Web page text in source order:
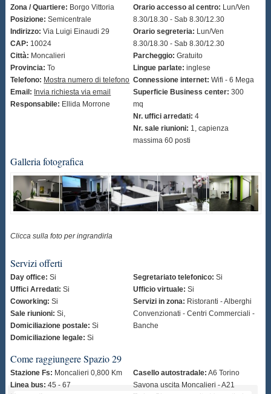
Zona / Quartiere: Borgo Vittoria
Posizione: Semicentrale
Indirizzo: Via Luigi Einaudi 29
CAP: 10024
Città: Moncalieri
Provincia: To
Telefono: Mostra numero di telefono
Email: Invia richiesta via email
Responsabile: Ellida Morrone
Orario accesso al centro: Lun/Ven
8.30/18.30 - Sab 8.30/12.30
Orario segreteria: Lun/Ven
8.30/18.30 - Sab 8.30/12.30
Parcheggio: Gratuito
Lingue parlate: inglese
Connessione internet: Wifi - 6 Mega
Superficie Business center: 300
mq
Nr. uffici arredati: 4
Nr. sale riunioni: 1, capienza
massima 60 posti
Galleria fotografica
Clicca sulla foto per ingrandirla
Servizi offerti
Day office: Si
Uffici Arredati: Si
Coworking: Si
Sale riunioni: Si,
Domiciliazione postale: Si
Domiciliazione legale: Si
Segretariato telefonico: Si
Ufficio virtuale: Si
Servizi in zona: Ristoranti - Alberghi
Convenzionati - Centri Commerciali -
Banche
Come raggiungere Spazio 29
Stazione Fs: Moncalieri 0,800 Km
Linea bus: 45 - 67
Casello autostradale: A6 Torino
Savona uscita Moncalieri - A21